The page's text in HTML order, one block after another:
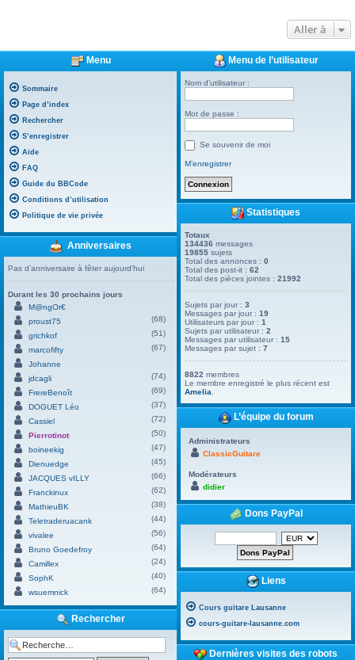
Aller à
Menu
Sommaire
Page d’index
Rechercher
S’enregistrer
Aide
FAQ
Guide du BBCode
Conditions d’utilisation
Politique de vie privée
Anniversaires
Pas d’anniversaire à fêter aujourd’hui
Durant les 30 prochains jours
M@ngOr€
proust75
(68)
grichkof
(51)
marcofifty
(67)
Johanne
jdcagli
(74)
FrereBenoît
(69)
DOGUET Léo
(37)
Cassiel
(72)
Pierrotinot
(50)
boineekig
(47)
Dienuedge
(45)
JACQUES vILLY
(66)
Franckinux
(62)
MathieuBK
(38)
Teletraderuacank
(44)
vivalee
(56)
Bruno Goedefroy
(64)
Camillex
(24)
SophK
(40)
wsuemnick
(64)
Rechercher
Menu de l’utilisateur
Nom d’utilisateur :
Mot de passe :
Se souvenir de moi
M’enregistrer
Statistiques
Totaux
134436 messages
19855 sujets
Total des annonces :0
Total des post-it :62
Total des pièces jointes :21992
Sujets par jour :3
Messages par jour :19
Utilisateurs par jour :1
Sujets par utilisateur :2
Messages par utilisateur :15
Messages par sujet :7
8822 membres
Le membre enregistré le plus récent est
Amelia
L’équipe du forum
Administrateurs
ClassicGuitare
Modérateurs
didier
Dons PayPal
Liens
Cours guitare Lausanne
cours-guitare-lausanne.com
Dernières visites des robots